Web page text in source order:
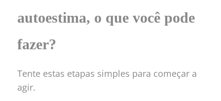
autoestima, o que você pode
fazer?
Tente estas etapas simples para começar a
agir.